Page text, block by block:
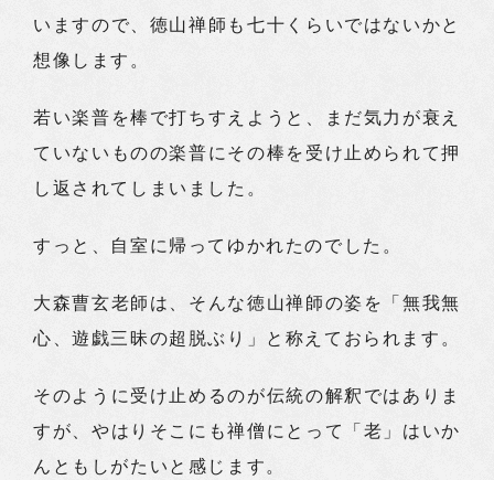
いますので、徳山禅師も七十くらいではないかと
想像します。
若い楽普を棒で打ちすえようと、まだ気力が衰え
ていないものの楽普にその棒を受け止められて押
し返されてしまいました。
すっと、自室に帰ってゆかれたのでした。
大森曹玄老師は、そんな徳山禅師の姿を「無我無
心、遊戯三昧の超脱ぶり」と称えておられます。
そのように受け止めるのが伝統の解釈ではありま
すが、やはりそこにも禅僧にとって「老」はいか
んともしがたいと感じます。